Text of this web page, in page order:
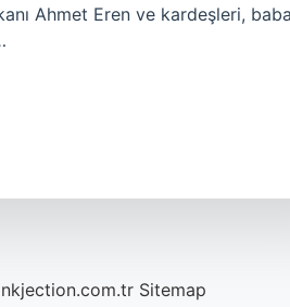
Ahmet Eren ve kardeşleri,
Sitemap